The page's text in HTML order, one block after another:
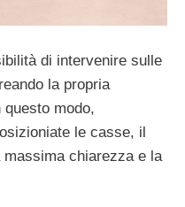
di intervenire sulle
la propria
modo,
le casse, il
chiarezza e la